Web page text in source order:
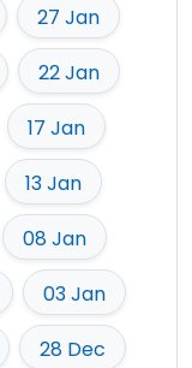
27 Jan
22 Jan
17 Jan
13 Jan
08 Jan
03 Jan
28 Dec